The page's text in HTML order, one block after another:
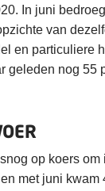
In juni
van
en particuliere
geleden nog 55
op koers
met juni